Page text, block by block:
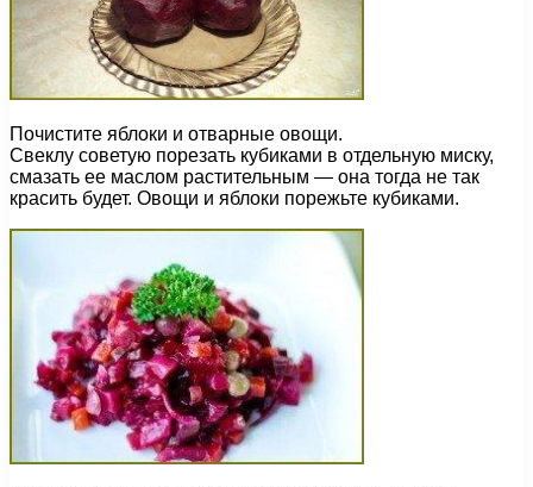
Почистите яблоки и отварные овощи.
Свеклу советую порезать кубиками в отдельную миску,
смазать ее маслом растительным — она тогда не так
красить будет. Овощи и яблоки порежьте кубиками.